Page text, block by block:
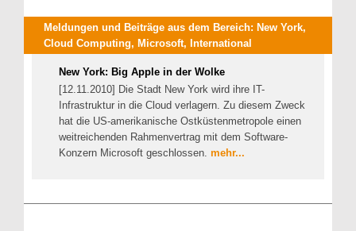
Meldungen und Beiträge aus dem Bereich: New York,
Cloud Computing, Microsoft, International
New York: Big Apple in der Wolke
[12.11.2010] Die Stadt New York wird ihre IT-
Infrastruktur in die Cloud verlagern. Zu diesem Zweck
hat die US-amerikanische Ostküstenmetropole einen
weitreichenden Rahmenvertrag mit dem Software-
Konzern Microsoft geschlossen. mehr...